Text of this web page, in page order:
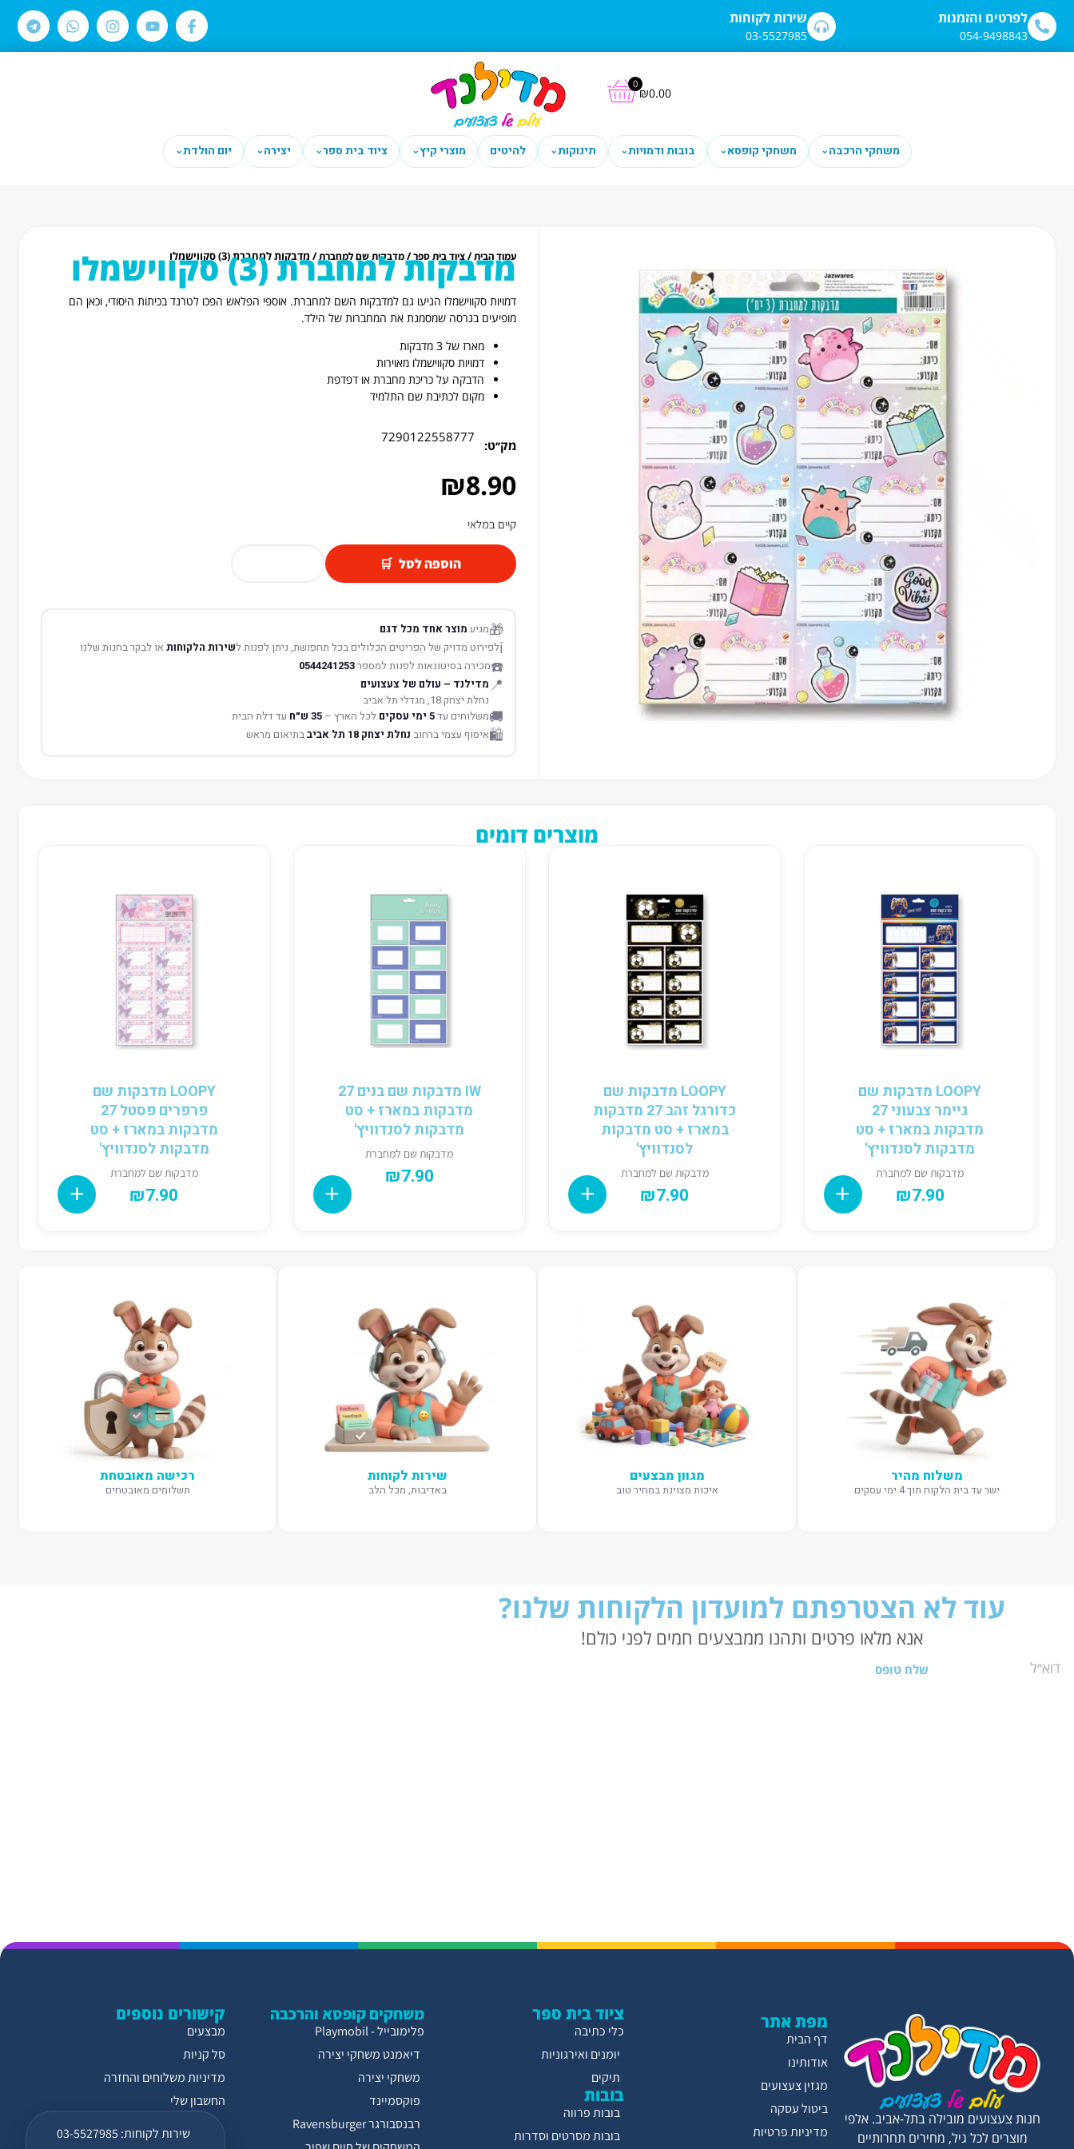
לתוכן שירות לקוחות
03-5527985
לפרטים והזמנות
054-9498843
₪0.00
0
משחקי הרכבה⌄ משחקי קופסא⌄ בובות ודמויות⌄ תינוקות⌄ להיטים מוצרי קיץ⌄ ציוד בית ספר⌄ יצירה⌄ יום הולדת⌄
עמוד הבית/ציוד בית ספר/מדבקות שם למחברת/ מדבקות למחברת (3) סקווישמלו
מדבקות למחברת (3) סקווישמלו
דמויות סקווישמלו הגיעו גם למדבקות השם למחברת. אוספי הפלאש הפכו לטרנד בכיתות היסודי, וכאן הם
מופיעים בגרסה שמסמנת את המחברות של הילד.
מארז של 3 מדבקות
דמויות סקווישמלו מאוירות
הדבקה על כריכת מחברת או דפדפת
מקום לכתיבת שם התלמיד
מק׳׳ט:
7290122558777
₪8.90
קיים במלאי
הוספה לסל
🎁מגיע מוצר אחד מכל דגם
ℹ️לפירוט מדויק של הפריטים הכלולים בכל תחפושת, ניתן לפנות לשירות הלקוחותאו לבקר בחנות שלנו
☎️מכירה בסיטונאות לפנות למספר0544241253
📍 מדילנד – עולם של צעצועים
נחלת יצחק 18, מגדלי תל אביב
🚚משלוחים עד5 ימי עסקים לכל הארץ –35 ש״ח עד דלת הבית
🛍️איסוף עצמי ברחוב נחלת יצחק 18 תל אביב בתיאום מראש
מוצרים דומים
LOOPY מדבקות שם
גיימר צבעוני 27
מדבקות במארז + סט
מדבקות לסנדוויץ'
מדבקות שם למחברת
₪7.90
LOOPY מדבקות שם
כדורגל זהב 27 מדבקות
במארז + סט מדבקות
לסנדוויץ'
מדבקות שם למחברת
₪7.90
IW מדבקות שם בנים 27
מדבקות במארז + סט
מדבקות לסנדוויץ'
מדבקות שם למחברת
₪7.90
LOOPY מדבקות שם
פרפרים פסטל 27
מדבקות במארז + סט
מדבקות לסנדוויץ'
מדבקות שם למחברת
₪7.90
משלוח מהיר
ישר עד בית הלקוח תוך 4 ימי עסקים
מגוון מבצעים
איכות מצוינת במחיר טוב
שירות לקוחות
באדיבות, מכל הלב
רכישה מאובטחת
תשלומים מאובטחים
עוד לא הצטרפתם למועדון הלקוחות שלנו?
אנא מלאו פרטים ותהנו ממבצעים חמים לפני כולם!
שלח טופס
קישורים נוספים
מבצעים
סל קניות
מדיניות משלוחים והחזרה
החשבון שלי
שירות לקוחות: 03-5527985
משחקים קופסא והרכבה
פלימובייל - Playmobil
דיאמנט משחקי יצירה
משחקי יצירה
פוקסמיינד
רבנסבורגר Ravensburger
ציוד בית ספר
כלי כתיבה
יומנים ואירגוניות
תיקים
בובות
בובות פרווה
בובות מסרטים וסדרות
מפת אתר
דף הבית
אודותינו
מגזין צעצועים
ביטול עסקה
מדיניות פרטיות
חנות צעצועים מובילה בתל-אביב. אלפי
מוצרים לכל גיל, מחירים תחרותיים